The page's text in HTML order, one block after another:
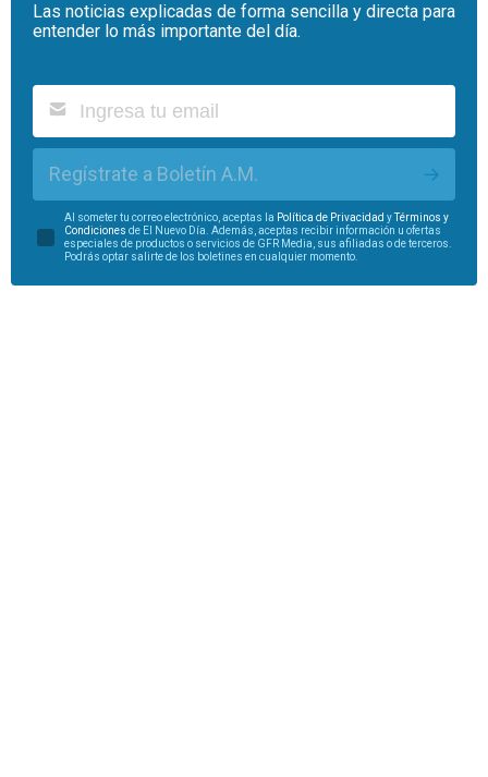
Las noticias explicadas de forma sencilla y directa para
entender lo más importante del día.
Regístrate a Boletín A.M.
Al someter tu correo electrónico, aceptas la Política de Privacidad yTérminos y
Condiciones de El Nuevo Día. Además, aceptas recibir información u ofertas
especiales de productos o servicios de GFR Media, sus afiliadas o de terceros.
Podrás optar salirte de los boletines en cualquier momento.